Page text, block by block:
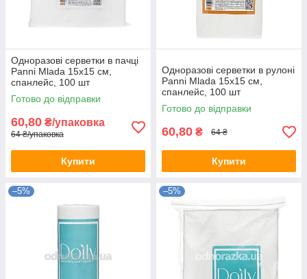
Одноразові серветки в пачці
Panni Mlada 15х15 см,
спанлейс, 100 шт
Готово до відправки
60,80 ₴/упаковка
64 ₴/упаковка
Купити
Одноразові серветки в рулоні
Panni Mlada 15х15 см,
спанлейс, 100 шт
Готово до відправки
60,80 ₴ 64 ₴
Купити
–5% –5%